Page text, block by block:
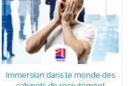
Immersion dans le monde des